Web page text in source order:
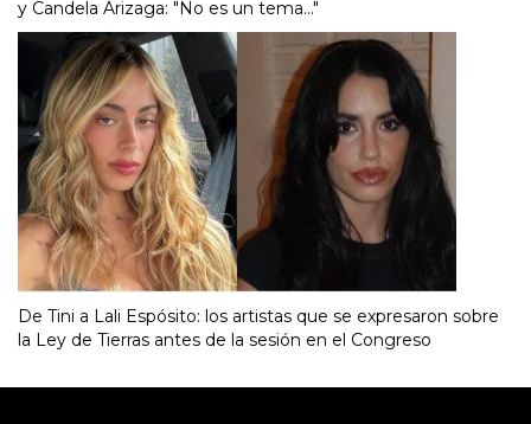
y Candela Arizaga: "No es un tema..."
De Tini a Lali Espósito: los artistas que se expresaron sobre
la Ley de Tierras antes de la sesión en el Congreso